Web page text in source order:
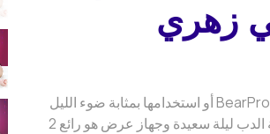
زهري
لأشكال الليلية في BearProject أو استخدامها بمثابة ضوء الليل
المريح ، وعلى ضوء ليلة الدب ليلة سعيدة وجهاز عرض هو رائع 2